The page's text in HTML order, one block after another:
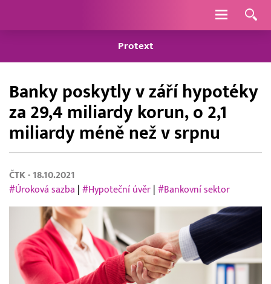
Navigace
Protext
Banky poskytly v září hypotéky
za 29,4 miliardy korun, o 2,1
miliardy méně než v srpnu
ČTK - 18.10.2021
#Úroková sazba
#Hypoteční úvěr #Bankovní sektor